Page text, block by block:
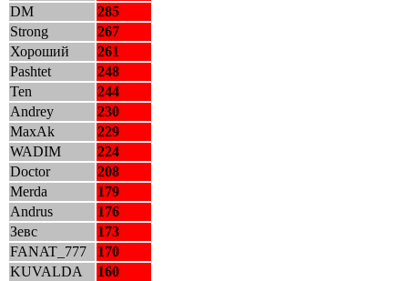
DM
285
Strong
267
Хороший
261
Pashtet
248
Ten
244
Andrey
230
MaxAk
229
WADIM
224
Doctor
208
Merda
179
Andrus
176
Зевс
173
FANAT_777
170
KUVALDA
160